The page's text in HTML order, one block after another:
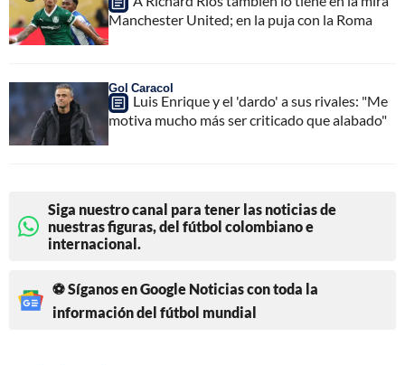
Manchester United; en la puja con la Roma
Gol Caracol
Luis Enrique y el 'dardo' a sus rivales: "Me
motiva mucho más ser criticado que alabado"
Siga nuestro canal para tener las noticias de
nuestras figuras, del fútbol colombiano e
internacional.
⚽ Síganos en Google Noticias con toda la
información del fútbol mundial